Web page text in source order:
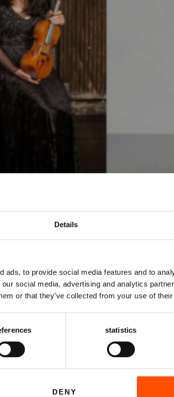
Details
ads, to provide social media features and to
social media, advertising and analytics
or that they’ve collected from your use of
statistics
DENY
en
v/h Noorden &
€ 25,00
in voor denieuwsbriefvan het ATLAS
en ontvang alle info over voorstellingen,
en speciale aanbiedingen!